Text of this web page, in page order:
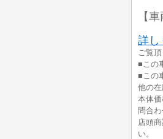
【
詳し
ご覧
■この
■この
他の
本体
問合
店頭
い。